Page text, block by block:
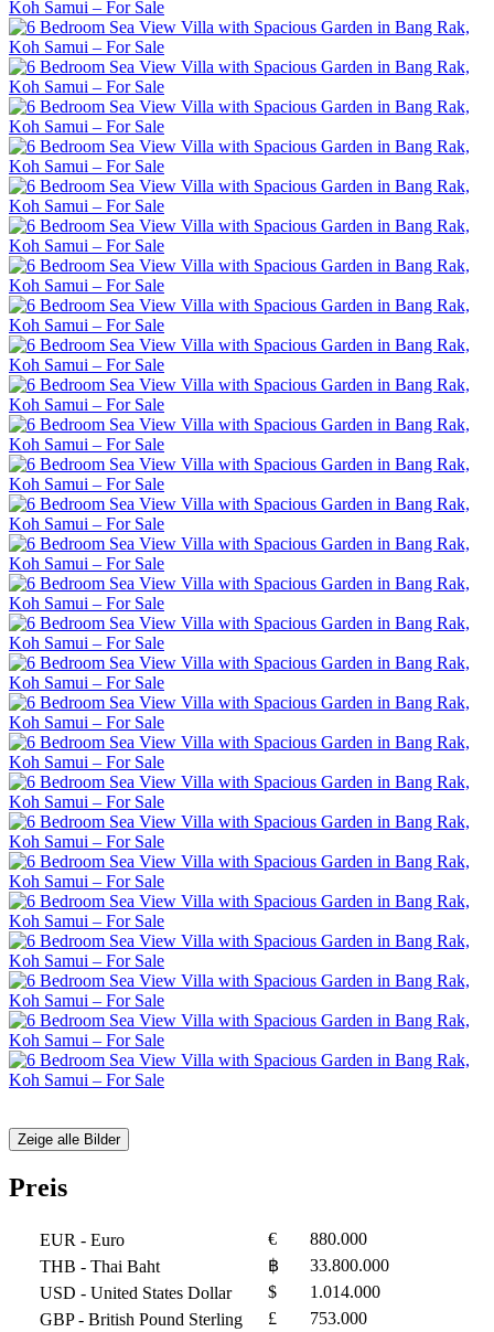
Zeige alle Bilder
Preis
EUR - Euro €
880.000
THB - Thai Baht ฿
33.800.000
USD - United States Dollar $
1.014.000
GBP- British Pound Sterling £ 753.000